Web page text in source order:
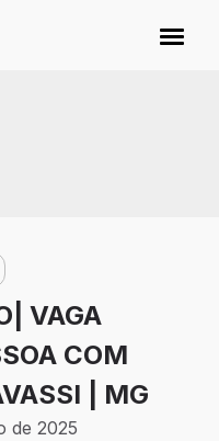
VAGA
COM
| MG
de 2025